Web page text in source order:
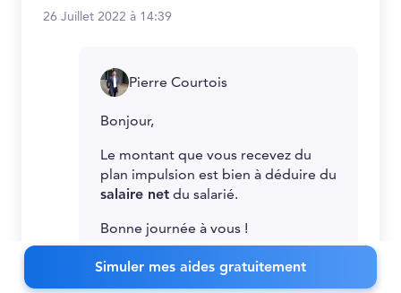
26 Juillet 2022 à 14:39
Pierre Courtois
Bonjour,
Le montant que vous recevez du
plan impulsion est bien à déduire du
salaire net du salarié.
Bonne journée à vous !
1 Août 2022 à 11:25
Simuler mes aides gratuitement